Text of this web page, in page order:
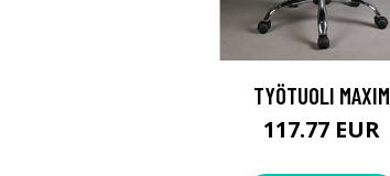
TYÖTUOLI MAXIM
117.77 EUR